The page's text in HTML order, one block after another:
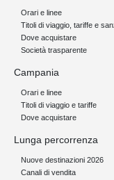
Orari e linee
Titoli di viaggio, tariffe e
Dove acquistare
Società trasparente
Campania
Orari e linee
Titoli di viaggio e tariffe
Dove acquistare
Lunga percorrenza
Nuove destinazioni 2026
Canali di vendita